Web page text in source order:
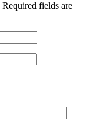
Required fields are